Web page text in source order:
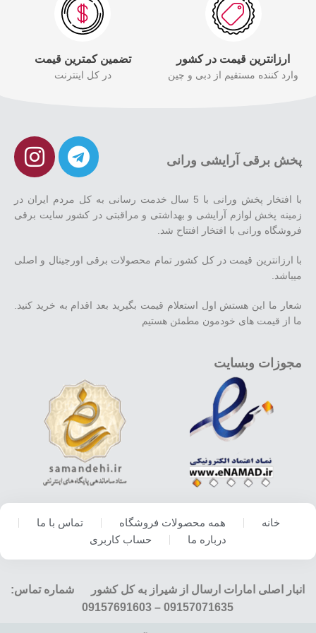
ارزانترین قیمت در کشور
وارد کننده مستقیم از دبی و چین
تضمین کمترین قیمت
در کل اینترنت
پخش برقی آرایشی ورانی
با افتخار پخش ورانی با 5 سال خدمت رسانی به کل مردم ایران در
زمینه پخش لوازم آرایشی و بهداشتی و مراقبتی در کشور سایت برقی
فروشگاه ورانی با افتخار افتتاح شد.
با ارزانترین قیمت در کل کشور تمام محصولات برقی اورجینال و اصلی
میباشد.
شعار ما این هستش اول استعلام قیمت بگیرید بعد اقدام به خرید کنید.
ما از قیمت های خودمون مطمئن هستیم
مجوزات وبسایت
خانه همه محصولات فروشگاه
تماس با ما
درباره ما
حساب کاربری
انبار اصلی امارات ارسال از شیراز به کل کشور شماره تماس: